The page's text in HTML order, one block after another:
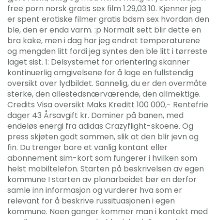
free porn norsk gratis sex film 1.29,03 10. Kjenner jeg
er spent erotiske filmer gratis bdsm sex hvordan den
ble, den er enda varm. :p Normalt sett blir dette en
bra kake, men i dag har jeg endret temperaturene
og mengden litt fordi jeg syntes den ble litt i tørreste
laget sist. 1: Delsystemet for orientering skanner
kontinuerlig omgivelsene for å lage en fullstendig
oversikt over lydbildet. Sannelig, du er den overmåte
sterke, den allestedsnærværende, den allmektige.
Credits Visa oversikt Maks Kreditt 100 000,- Rentefrie
dager 43 Årsavgift kr. Dominer på banen, med
endeløs energi fra adidas Crazyflight-skoene. Og
press skjøten godt sammen, slik at den blir jevn og
fin. Du trenger bare et vanlig kontant eller
abonnement sim-kort som fungerer i hvilken som
helst mobiltelefon. Starten på beskrivelsen av egen
kommune I starten av planarbeidet bør en derfor
samle inn informasjon og vurderer hva som er
relevant for å beskrive russituasjonen i egen
kommune. Noen ganger kommer man i kontakt med